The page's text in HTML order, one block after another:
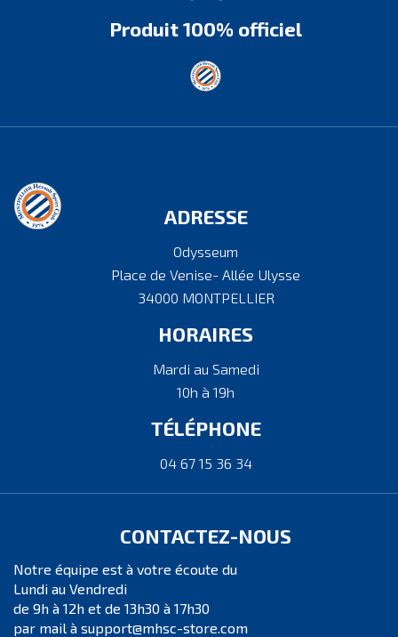
Produit 100% officiel
ADRESSE
Odysseum
Place de Venise- Allée Ulysse
34000 MONTPELLIER
HORAIRES
Mardi au Samedi
10h à 19h
TÉLÉPHONE
04 67 15 36 34
CONTACTEZ-NOUS
Notre équipe est à votre écoute du
Lundi au Vendredi
de 9h à 12h et de 13h30 à 17h30
par mail à support@mhsc-store.com